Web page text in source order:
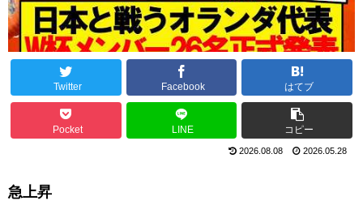
Twitter Facebook はてブ
Pocket LINE コピー
2026.08.08 2026.05.28
急上昇